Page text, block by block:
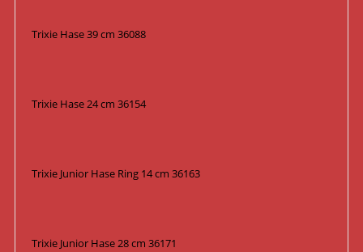
Trixie Hase 39 cm 36088
Trixie Hase 24 cm 36154
Trixie Junior Hase Ring 14 cm 36163
Trixie Junior Hase 28 cm 36171